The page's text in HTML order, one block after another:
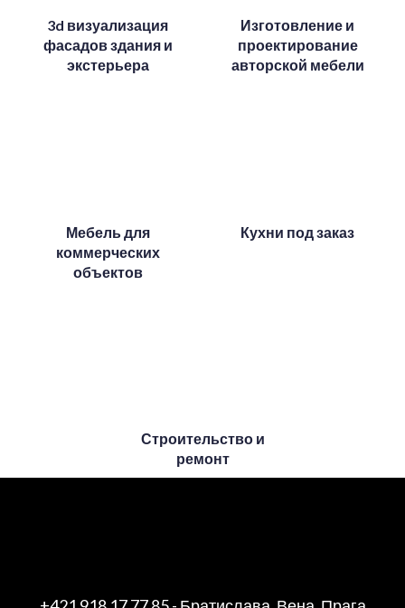
3d визуализация
фасадов здания и
экстерьера
Изготовление и
проектирование
авторской мебели
Мебель для
коммерческих
объектов
Кухни под заказ
Строительство и
ремонт